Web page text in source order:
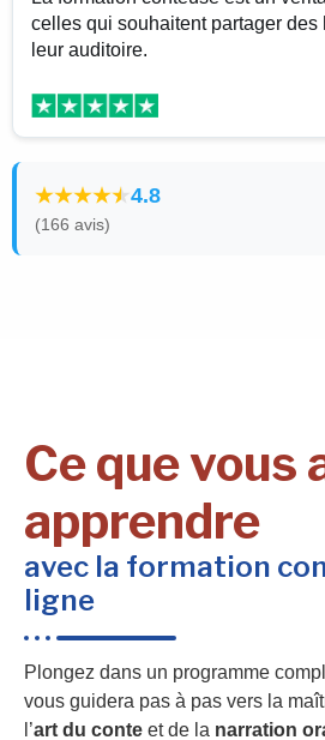
celles qui souhaitent partager des
leur auditoire.
4.8
(166 avis)
Ce que vous
apprendre
avec la formation
ligne
Plongez dans un programme
vous guidera pas à pas vers la
l’art du conte et de la narration